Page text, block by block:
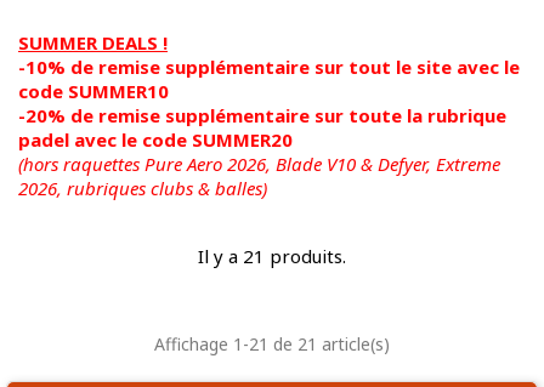
SUMMER DEALS !
-10% de remise supplémentaire sur tout le site avec le
code SUMMER10
-20% de remise supplémentaire sur toute la rubrique
padel avec le code SUMMER20
(hors raquettes Pure Aero 2026, Blade V10 & Defyer, Extreme
2026, rubriques clubs & balles)
Il y a 21 produits.
Affichage 1-21 de 21 article(s)